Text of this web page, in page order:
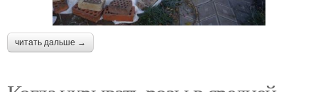
читать дальше →